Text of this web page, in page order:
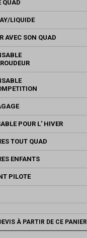
QUAD
LIQUIDE
AVEC SON QUAD
POUR L' HIVER
TOUT QUAD
ENFANTS
PILOTE
À PARTIR DE CE PANIER